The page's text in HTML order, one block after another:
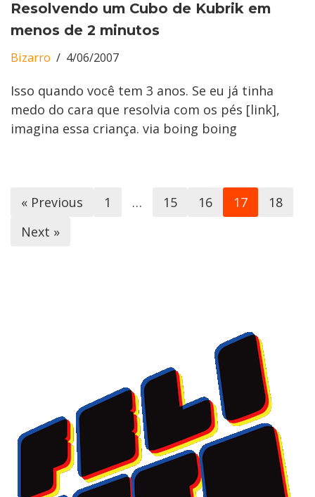
Resolvendo um Cubo de Kubrik em
menos de 2 minutos
Bizarro 4/06/2007
Isso quando você tem 3 anos. Se eu já tinha
medo do cara que resolvia com os pés [link],
imagina essa criança. via boing boing
« Previous 1 … 15 16 17
18
Next »